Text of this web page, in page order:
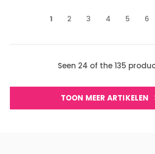
1 2 3 4 5 6
Seen 24 of the 135
TOON MEER ARTIKELEN